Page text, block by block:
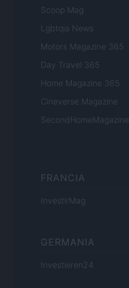
Scoop Mag
Lgbtqia News
Motors Magazine 365
Day Travel 365
Home Magazine 365
Cineverse Magazine
SecondHomeMagazine
FRANCIA
InvestirMag
GERMANIA
Investieren24